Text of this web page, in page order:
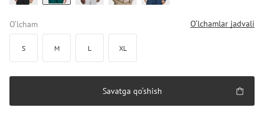
O‘lcham O‘lchamlar jadvali
S M L XL
Savatga qo‘shish